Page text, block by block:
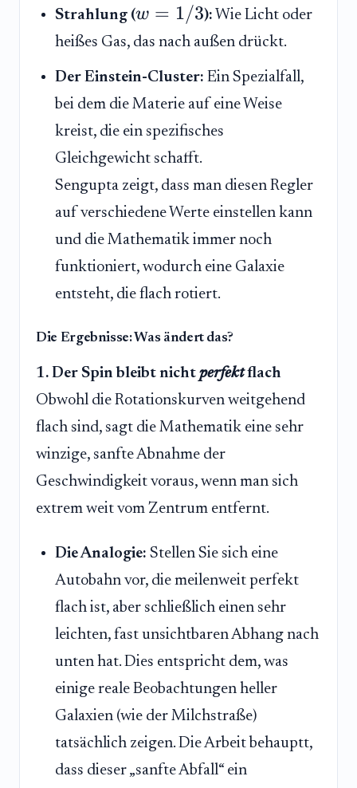
Strahlung (w = 1/3): Wie Licht oder
heißes Gas, das nach außen drückt.
Der Einstein-Cluster: Ein Spezialfall,
bei dem die Materie auf eine Weise
kreist, die ein spezifisches
Gleichgewicht schafft.
Sengupta zeigt, dass man diesen Regler
auf verschiedene Werte einstellen kann
und die Mathematik immer noch
funktioniert, wodurch eine Galaxie
entsteht, die flach rotiert.
Die Ergebnisse: Was ändert das?
1. Der Spin bleibt nicht perfektflach
Obwohl die Rotationskurven weitgehend
flach sind, sagt die Mathematik eine sehr
winzige, sanfte Abnahme der
Geschwindigkeit voraus, wenn man sich
extrem weit vom Zentrum entfernt.
Die Analogie: Stellen Sie sich eine
Autobahn vor, die meilenweit perfekt
flach ist, aber schließlich einen sehr
leichten, fast unsichtbaren Abhang nach
unten hat. Dies entspricht dem, was
einige reale Beobachtungen heller
Galaxien (wie der Milchstraße)
tatsächlich zeigen. Die Arbeit behauptt,
dass dieser „sanfte Abfall“ ein